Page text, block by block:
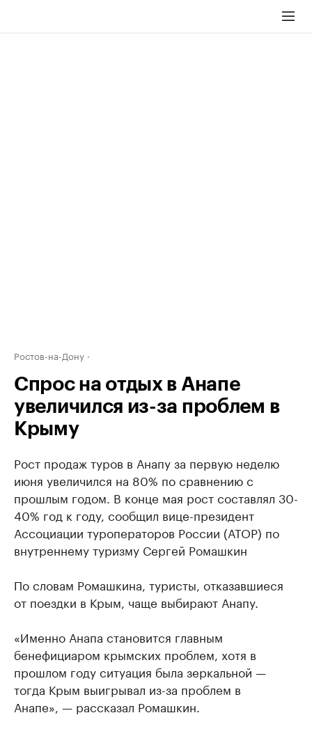
Ростов-на-Дону
Спрос на отдых в Анапе
увеличился из-за проблем в
Крыму
Рост продаж туров в Анапу за первую неделю
июня увеличился на 80% по сравнению с
прошлым годом. В конце мая рост составлял 30-
40% год к году, сообщил вице-президент
Ассоциации туроператоров России (АТОР) по
внутреннему туризму Сергей Ромашкин
По словам Ромашкина, туристы, отказавшиеся
от поездки в Крым, чаще выбирают Анапу.
«Именно Анапа становится главным
бенефициаром крымских проблем, хотя в
прошлом году ситуация была зеркальной —
тогда Крым выигрывал из-за проблем в
Анапе», — рассказал Ромашкин.